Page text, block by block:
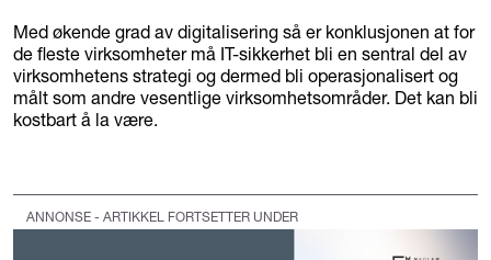
Med økende grad av digitalisering så er konklusjonen at for
de fleste virksomheter må IT-sikkerhet bli en sentral del av
virksomhetens strategi og dermed bli operasjonalisert og
målt som andre vesentlige virksomhetsområder. Det kan bli
kostbart å la være.
ANNONSE - ARTIKKEL FORTSETTER UNDER